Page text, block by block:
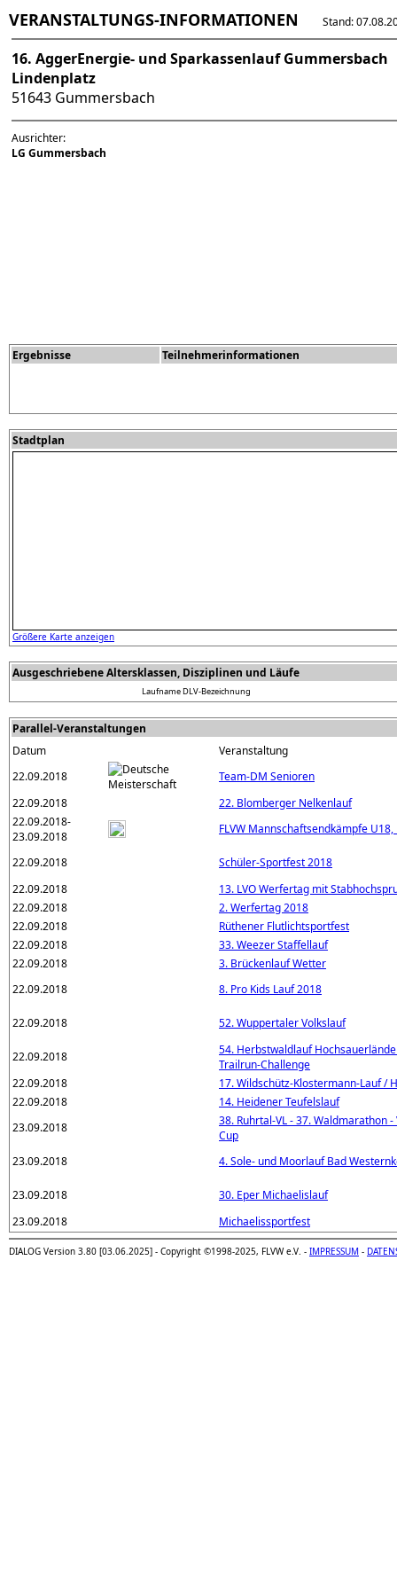
VERANSTALTUNGS-INFORMATIONEN Stand:
16. AggerEnergie- und Sparkassenlauf Gummersbach
Lindenplatz
51643 Gummersbach
Ausrichter:
LG Gummersbach
Ergebnisse Teilnehmerinformationen
Stadtplan
Größere Karte anzeigen
Ausgeschriebene Altersklassen, Disziplinen und Läufe
LaufnameDLV-Bezeichnung
Parallel-Veranstaltungen
Datum
Veranstaltung
22.09.2018
Team-DM Senioren
22.09.2018
22. Blomberger Nelkenlauf
22.09.2018-
23.09.2018
FLVW Mannschaftsendkämpfe U18,
22.09.2018
Schüler-Sportfest 2018
22.09.2018
13. LVO Werfertag mit
22.09.2018
2. Werfertag 2018
22.09.2018
Rüthener Flutlichtsportfest
22.09.2018
33. Weezer Staffellauf
22.09.2018
3. Brückenlauf Wetter
22.09.2018
8. Pro Kids Lauf 2018
22.09.2018 52. Wuppertaler Volkslauf
22.09.2018
54. Herbstwaldlauf
Trailrun-Challenge
22.09.2018
17. Wildschütz-Klostermann-Lauf /
22.09.2018
14. Heidener Teufelslauf
23.09.2018
38. Ruhrtal-VL - 37. Waldmarathon
Cup
23.09.2018
4. Sole- und Moorlauf Bad
23.09.2018
30. Eper Michaelislauf
23.09.2018
Michaelissportfest
DIALOG Version 3.80 [03.06.2025] - Copyright ©1998-2025, FLVW e.V. - IMPRESSUM -